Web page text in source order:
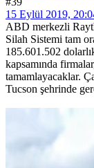
15 Eylül 2019,
ABD merkezli
Silah Sistemi tam
185.601.502
kapsamında
tamamlayacaklar.
Tucson şehrinde